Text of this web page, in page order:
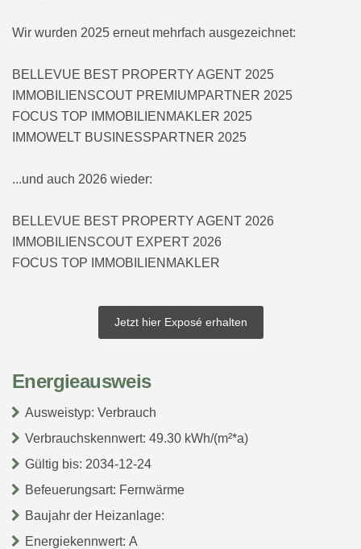
Wir wurden 2025 erneut mehrfach ausgezeichnet:
BELLEVUE BEST PROPERTY AGENT 2025
IMMOBILIENSCOUT PREMIUMPARTNER 2025
FOCUS TOP IMMOBILIENMAKLER 2025
IMMOWELT BUSINESSPARTNER 2025
...und auch 2026 wieder:
BELLEVUE BEST PROPERTY AGENT 2026
IMMOBILIENSCOUT EXPERT 2026
FOCUS TOP IMMOBILIENMAKLER
Jetzt hier Exposé erhalten
Energieausweis
Ausweistyp: Verbrauch
Verbrauchskennwert: 49.30 kWh/(m²*a)
Gültig bis: 2034-12-24
Befeuerungsart: Fernwärme
Baujahr der Heizanlage:
Energiekennwert: A